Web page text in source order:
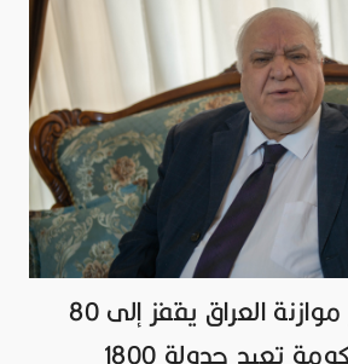
مظهر صالح: عجز موازنة العراق يقفز إلى 80
تريليون دينار والحكومة تعيد جدولة 1800